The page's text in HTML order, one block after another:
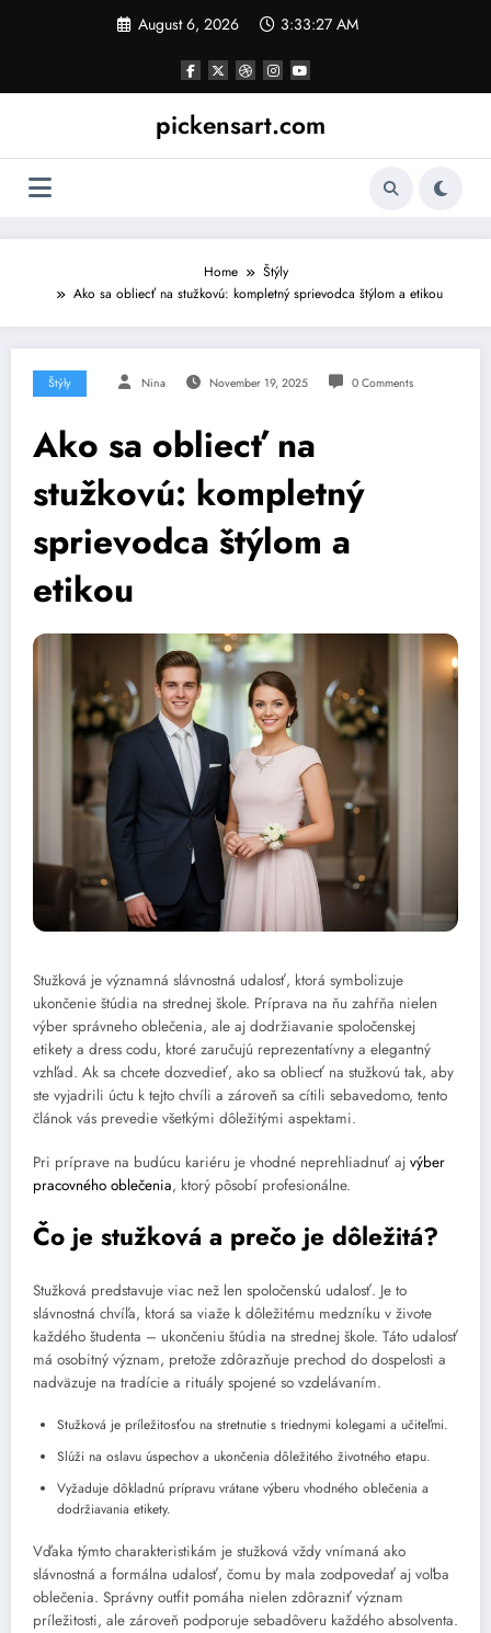
August 6, 2026 3:33:28 AM
pickensart.com
Home
Štýly
Ako sa obliecť na stužkovú: kompletný sprievodca štýlom a etikou
Štýly Nina November 19, 2025 0 Comments
Ako sa obliecť na
stužkovú: kompletný
sprievodca štýlom a
etikou
Stužková je významná slávnostná udalosť, ktorá symbolizuje
ukončenie štúdia na strednej škole. Príprava na ňu zahŕňa nielen
výber správneho oblečenia, ale aj dodržiavanie spoločenskej
etikety a dress codu, ktoré zaručujú reprezentatívny a elegantný
vzhľad. Ak sa chcete dozvedieť, ako sa obliecť na stužkovú tak, aby
ste vyjadrili úctu k tejto chvíli a zároveň sa cítili sebavedomo, tento
článok vás prevedie všetkými dôležitými aspektami.
Pri príprave na budúcu kariéru je vhodné neprehliadnuť aj výber
pracovného oblečenia, ktorý pôsobí profesionálne.
Čo je stužková a prečo je dôležitá?
Stužková predstavuje viac než len spoločenskú udalosť. Je to
slávnostná chvíľa, ktorá sa viaže k dôležitému medzníku v živote
každého študenta – ukončeniu štúdia na strednej škole. Táto udalosť
má osobitný význam, pretože zdôrazňuje prechod do dospelosti a
nadväzuje na tradície a rituály spojené so vzdelávaním.
Stužková je príležitosťou na stretnutie s triednymi kolegami a učiteľmi.
Slúži na oslavu úspechov a ukončenia dôležitého životného etapu.
Vyžaduje dôkladnú prípravu vrátane výberu vhodného oblečenia a
dodržiavania etikety.
Vďaka týmto charakteristikám je stužková vždy vnímaná ako
slávnostná a formálna udalosť, čomu by mala zodpovedať aj voľba
oblečenia. Správny outfit pomáha nielen zdôrazniť význam
príležitosti, ale zároveň podporuje sebadôveru každého absolventa.